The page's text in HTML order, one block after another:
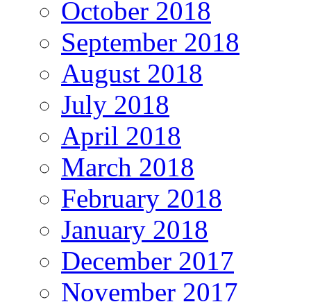
October 2018
September 2018
August 2018
July 2018
April 2018
March 2018
February 2018
January 2018
December 2017
November 2017